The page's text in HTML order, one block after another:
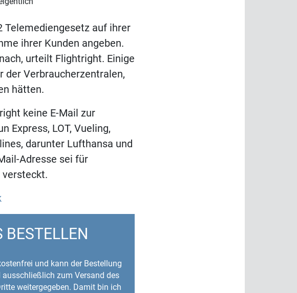
Telemediengesetz auf ihrer
ihrer Kunden angeben.
urteilt Flightright. Einige
der Verbraucherzentralen,
hätten.
keine E-Mail zur
Express, LOT, Vueling,
darunter Lufthansa und
Adresse sei für
versteckt.
BESTELLEN
und kann der Bestellung
zum Versand des
weitergegeben. Damit bin ich